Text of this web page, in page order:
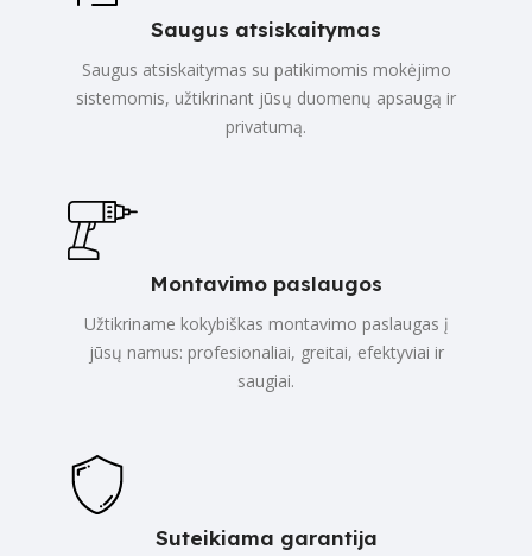
Saugus atsiskaitymas
Saugus atsiskaitymas su patikimomis mokėjimo
sistemomis, užtikrinant jūsų duomenų apsaugą ir
privatumą.
Montavimo paslaugos
Užtikriname kokybiškas montavimo paslaugas į
jūsų namus: profesionaliai, greitai, efektyviai ir
saugiai.
Suteikiama garantija